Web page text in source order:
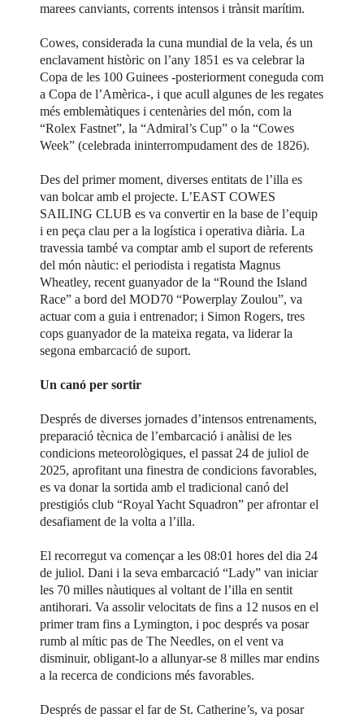
marees canviants, corrents intensos i trànsit marítim.
Cowes, considerada la cuna mundial de la vela, és un
enclavament històric on l’any 1851 es va celebrar la
Copa de les 100 Guinees -posteriorment coneguda com
a Copa de l’Amèrica-, i que acull algunes de les regates
més emblemàtiques i centenàries del món, com la
“Rolex Fastnet”, la “Admiral’s Cup” o la “Cowes
Week” (celebrada ininterrompudament des de 1826).
Des del primer moment, diverses entitats de l’illa es
van bolcar amb el projecte. L’EAST COWES
SAILING CLUB es va convertir en la base de l’equip
i en peça clau per a la logística i operativa diària. La
travessia també va comptar amb el suport de referents
del món nàutic: el periodista i regatista Magnus
Wheatley, recent guanyador de la “Round the Island
Race” a bord del MOD70 “Powerplay Zoulou”, va
actuar com a guia i entrenador; i Simon Rogers, tres
cops guanyador de la mateixa regata, va liderar la
segona embarcació de suport.
Un canó per sortir
Després de diverses jornades d’intensos entrenaments,
preparació tècnica de l’embarcació i anàlisi de les
condicions meteorològiques, el passat 24 de juliol de
2025, aprofitant una finestra de condicions favorables,
es va donar la sortida amb el tradicional canó del
prestigiós club “Royal Yacht Squadron” per afrontar el
desafiament de la volta a l’illa.
El recorregut va començar a les 08:01 hores del dia 24
de juliol. Dani i la seva embarcació “Lady” van iniciar
les 70 milles nàutiques al voltant de l’illa en sentit
antihorari. Va assolir velocitats de fins a 12 nusos en el
primer tram fins a Lymington, i poc després va posar
rumb al mític pas de The Needles, on el vent va
disminuir, obligant-lo a allunyar-se 8 milles mar endins
a la recerca de condicions més favorables.
Després de passar el far de St. Catherine’s, va posar